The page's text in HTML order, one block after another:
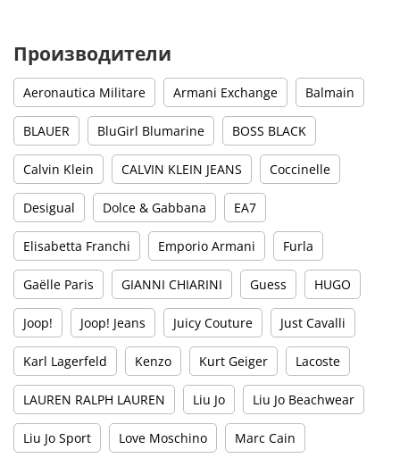
Производители
Aeronautica Militare Armani Exchange Balmain
BLAUER BluGirl Blumarine BOSS BLACK
Calvin Klein CALVIN KLEIN JEANS Coccinelle
Desigual Dolce & Gabbana EA7
Elisabetta Franchi Emporio Armani Furla
Gaëlle Paris GIANNI CHIARINI Guess HUGO
Joop! Joop! Jeans Juicy Couture Just Cavalli
Karl Lagerfeld Kenzo Kurt Geiger Lacoste
LAUREN RALPH LAUREN Liu Jo Liu Jo Beachwear
Liu Jo Sport Love Moschino Marc Cain